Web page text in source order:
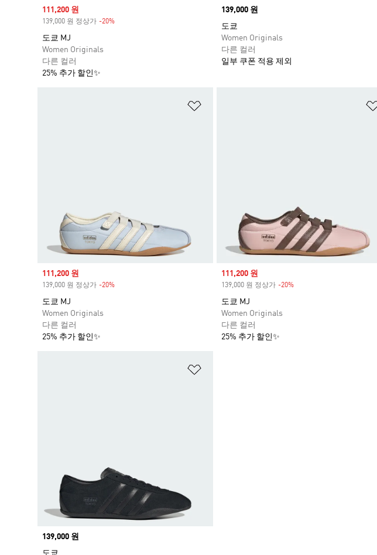
Sale price
111,200 원
139,000 원 정상가 -20%
도쿄 MJ
Women Originals
다른 컬러
25% 추가 할인✨
Price
139,000 원
도쿄
Women Originals
다른 컬러
일부 쿠폰 적용 제외
Sale price
111,200 원
139,000 원 정상가 -20%
도쿄 MJ
Women Originals
다른 컬러
25% 추가 할인✨
Sale price
111,200 원
139,000 원 정상가 -20%Discount
도쿄 MJ
Women Originals
다른 컬러
25% 추가 할인✨
Price
139,000 원
도쿄